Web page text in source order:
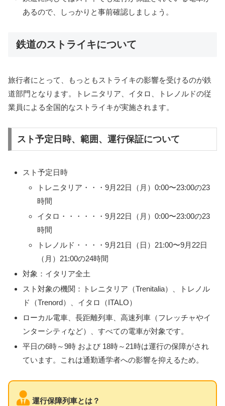
あるので、しっかりと事前確認しましょう。
鉄道のストライキについて
旅行者にとって、もっともストライキの影響を受けるのが鉄
道部門となります。トレニタリア、イタロ、トレノルドの従
業員による全国的なストライキが実施されます。
スト予定日時、範囲、運行保証について
スト予定日時
トレニタリア・・・9月22日（月）0:00〜23:00の23
時間
イタロ・・・・・・9月22日（月）0:00〜23:00の23
時間
トレノルド・・・・9月21日（日）21:00〜9月22日
（月）21:00の24時間
対象：イタリア全土
スト対象の機関：トレニタリア（Trenitalia）、トレノル
ド（Trenord）、イタロ（ITALO）
ローカル電車、長距離列車、高速列車（フレッチャやイ
ンターシティなど）、すべての電車が対象です。
平日の6時～9時 および 18時～21時は運行の保障がされ
ています。これは通勤通学者への影響を抑えるため。
運行保障列車とは？